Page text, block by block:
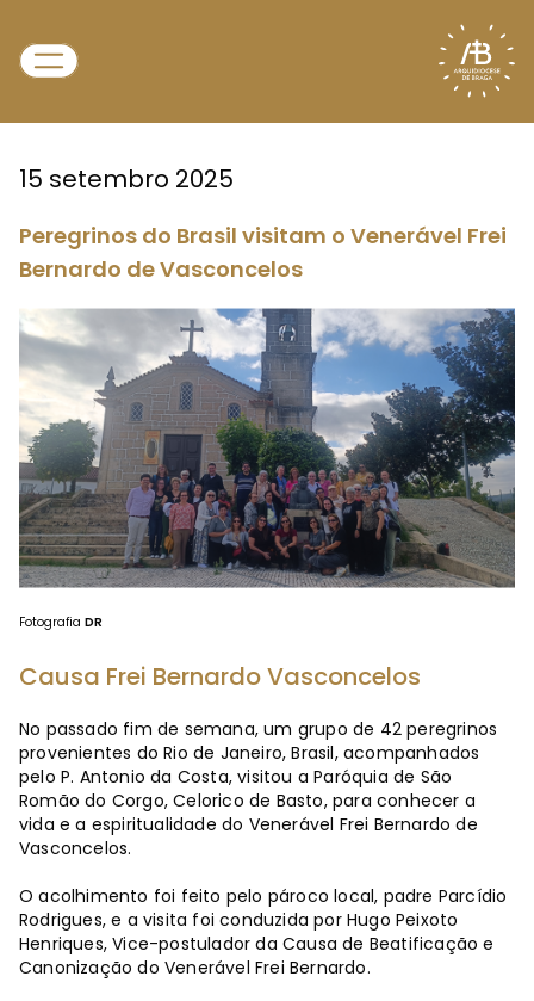
15 setembro 2025
Peregrinos do Brasil visitam o Venerável Frei
Bernardo de Vasconcelos
Fotografia DR
Causa Frei Bernardo Vasconcelos
No passado fim de semana, um grupo de 42 peregrinos
provenientes do Rio de Janeiro, Brasil, acompanhados
pelo P. Antonio da Costa, visitou a Paróquia de São
Romão do Corgo, Celorico de Basto, para conhecer a
vida e a espiritualidade do Venerável Frei Bernardo de
Vasconcelos.
O acolhimento foi feito pelo pároco local, padre Parcídio
Rodrigues, e a visita foi conduzida por Hugo Peixoto
Henriques, Vice-postulador da Causa de Beatificação e
Canonização do Venerável Frei Bernardo.